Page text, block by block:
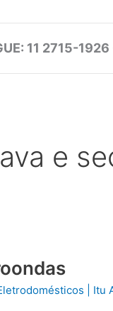
11 2715-
e
Itu